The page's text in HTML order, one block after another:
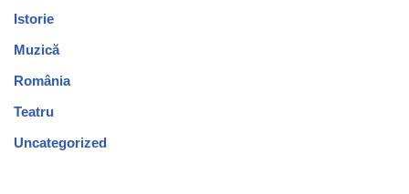
Istorie
Muzică
România
Teatru
Uncategorized